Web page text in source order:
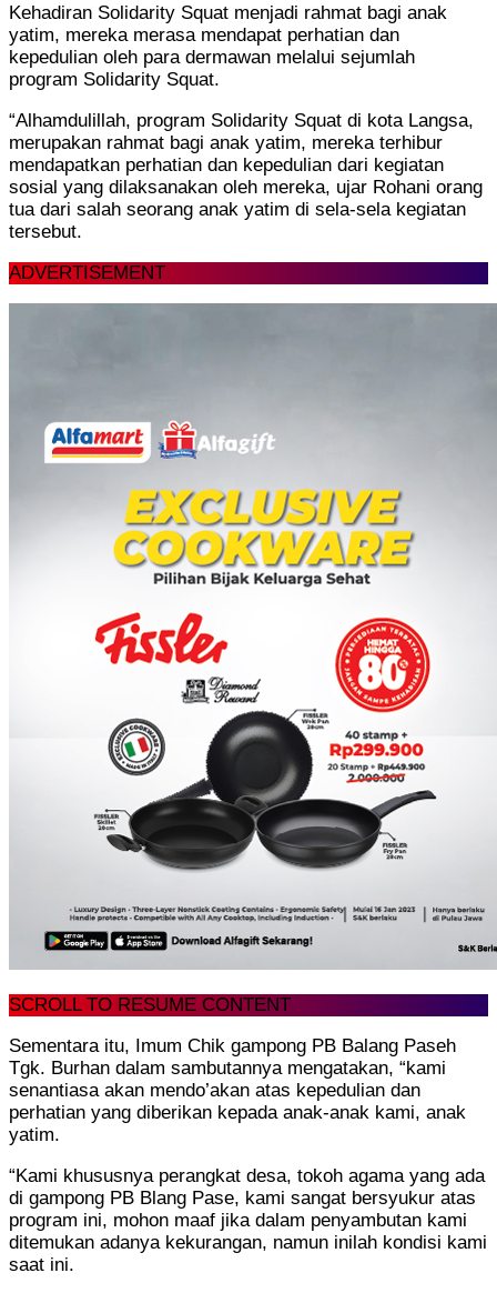
Kehadiran Solidarity Squat menjadi rahmat bagi anak
yatim, mereka merasa mendapat perhatian dan
kepedulian oleh para dermawan melalui sejumlah
program Solidarity Squat.
“Alhamdulillah, program Solidarity Squat di kota Langsa,
merupakan rahmat bagi anak yatim, mereka terhibur
mendapatkan perhatian dan kepedulian dari kegiatan
sosial yang dilaksanakan oleh mereka, ujar Rohani orang
tua dari salah seorang anak yatim di sela-sela kegiatan
tersebut.
ADVERTISEMENT
SCROLL TO RESUME CONTENT
Sementara itu, Imum Chik gampong PB Balang Paseh
Tgk. Burhan dalam sambutannya mengatakan, “kami
senantiasa akan mendo’akan atas kepedulian dan
perhatian yang diberikan kepada anak-anak kami, anak
yatim.
“Kami khususnya perangkat desa, tokoh agama yang ada
di gampong PB Blang Pase, kami sangat bersyukur atas
program ini, mohon maaf jika dalam penyambutan kami
ditemukan adanya kekurangan, namun inilah kondisi kami
saat ini.